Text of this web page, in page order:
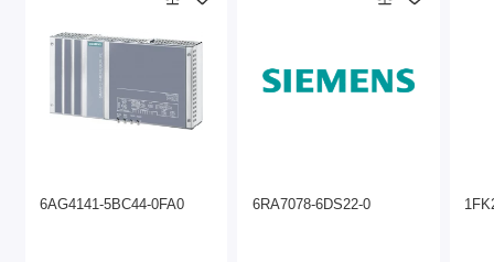
6AG4141-5BC44-0FA0 6RA7078-6DS22-0